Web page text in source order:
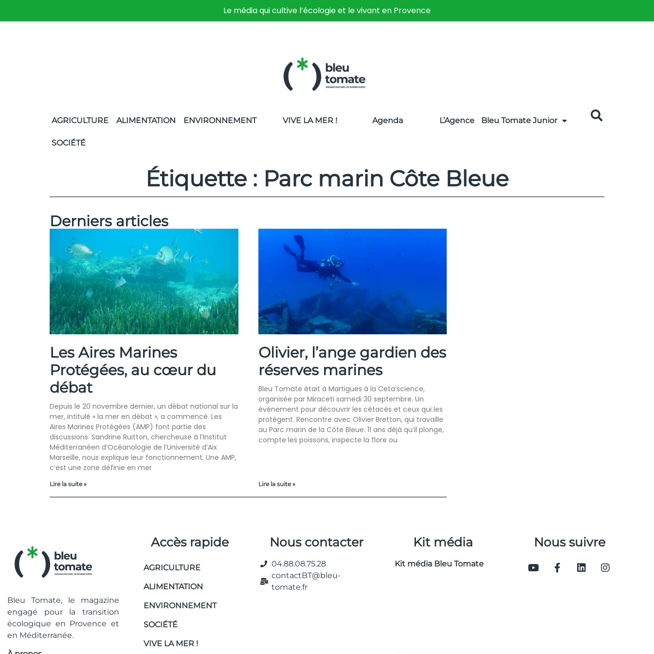
Le média qui cultive l’écologie et le vivant en Provence
AGRICULTURE ALIMENTATION ENVIRONNEMENT
SOCIÉTÉ
VIVE LA MER ! Agenda L’Agence Bleu Tomate Junior
Étiquette : Parc marin Côte Bleue
Derniers articles
Les Aires Marines
Protégées, au cœur du
débat
Depuis le 20 novembre dernier, un débat national sur la
mer, intitulé « la mer en débat », a commencé. Les
Aires Marines Protégées (AMP) font partie des
discussions. Sandrine Ruitton, chercheuse à l’Institut
Méditerranéen d’Océanologie de l’Université d’Aix
Marseille, nous explique leur fonctionnement. Une AMP,
c’est une zone définie en mer
Lire la suite »
Olivier, l’ange gardien des
réserves marines
Bleu Tomate était à Martigues à la Ceta’science,
organisée par Miraceti samedi 30 septembre. Un
événement pour découvrir les cétacés et ceux qui les
protègent. Rencontre avec Olivier Bretton, qui travaille
au Parc marin de la Côte Bleue. 11 ans déjà qu’il plonge,
compte les poissons, inspecte la flore ou
Lire la suite »
Bleu Tomate, le magazine
engagé pour la transition
écologique en Provence et
en Méditerranée.
Accès rapide
AGRICULTURE
ALIMENTATION
ENVIRONNEMENT
SOCIÉTÉ
VIVE LA MER !
Nous contacter
04.88.08.75.28
contactBT@bleu-
tomate.fr
Kit média
Kit média Bleu Tomate
Nous suivre